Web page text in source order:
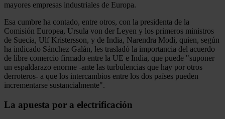
mayores empresas industriales de Europa.
Esa cumbre ha contado, entre otros, con la presidenta de la
Comisión Europea, Ursula von der Leyen y los primeros ministros
de Suecia, Ulf Kristersson, y de India, Narendra Modi, quien, según
ha indicado Sánchez Galán, les trasladó la importancia del acuerdo
de libre comercio firmado entre la UE e India, que puede "suponer
un espaldarazo enorme -ante las turbulencias que hay por otros
derroteros- a que los intercambios entre los dos países pueden
incrementarse sustancialmente".
La apuesta por a electrificación